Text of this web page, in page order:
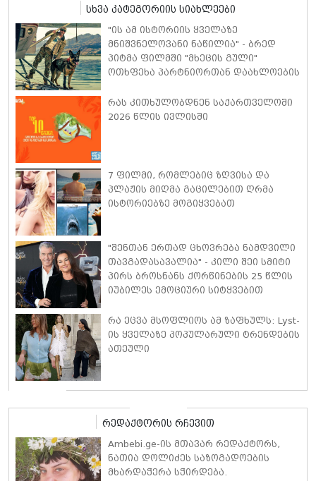
სხვა კატეგორიის სიახლეები
"ის ამ ისტორიის ყველაზე
მნიშვნელოვანი ნაწილია" - ბრედ
პიტმა ფილმში "მხეცის გული"
ოთხფეხა პარტნიორთან დაახლოების
ისაუბრა
რას კითხულობდნენ საქართველოში
2026 წლის ივლისში
7 ფილმი, რომლებიც ზღვისა და
პლაჟის მიღმა გაცილებით ღრმა
ისტორიებზე მოგიყვებათ
"შენთან ერთად ცხოვრება ნამდვილი
თავგადასავალია" - კილი შეი სმიტი
პირს ბროსნანს ქორწინების 25 წლის
იუბილეს ემოციური სიტყვებით
რა ეცვა მსოფლიოს ამ ზაფხულს: Lyst-
ის ყველაზე პოპულარული ტრენდების
ათეული
რედაქტორის რჩევით
Ambebi.ge-ის მთავარ რედაქტორს,
ნათია დოლიძეს საზოგადოების
მხარდაჭერა სჭირდება.